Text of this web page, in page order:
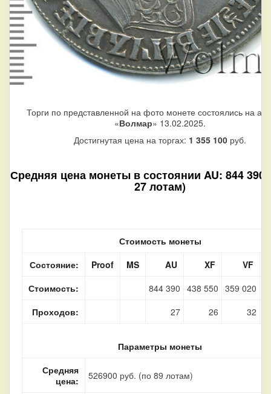
Торги по представленной на фото монете состоялись на
«Волмар» 13.02.2025.
Достигнутая цена на торгах: 1 355 100 руб.
Средняя цена монеты в состоянии AU: 844 390
27 лотам)
Стоимость монеты
Состояние:
Proof MS AU XF
VF
Стоимость:
844 390 438 550 359 020
Проходов:
27 26 32
Параметры монеты
Средняя
цена:
526900 руб. (по 89 лотам)